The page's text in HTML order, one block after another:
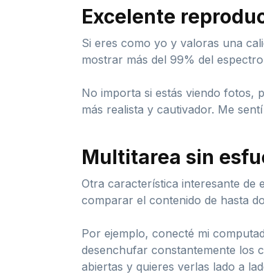
Excelente
Si eres como yo y valoras una
mostrar más del 99% del
No importa si estás viendo fotos,
más realista y cautivador. Me
Multitarea sin
Otra característica interesante de
comparar el contenido de hasta
Por ejemplo, conecté mi
desenchufar constantemente los
abiertas y quieres verlas lado a